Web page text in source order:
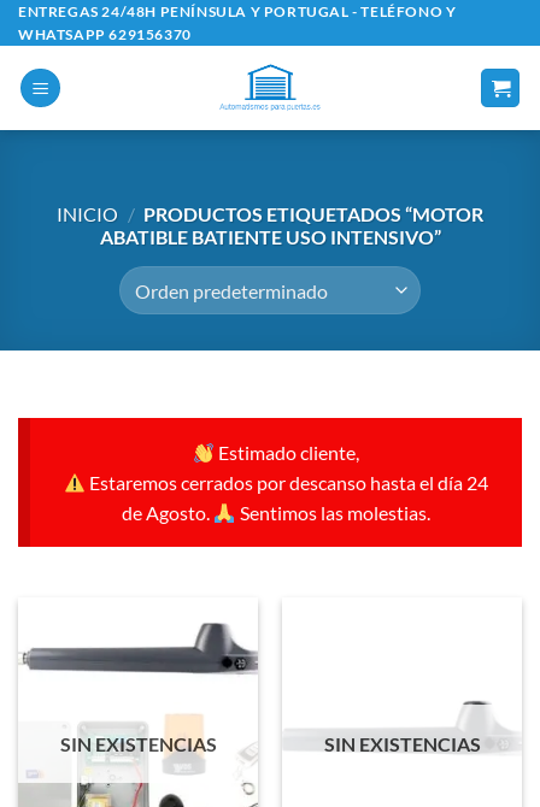
Saltar
al
contenido
ENTREGAS 24/48H PENÍNSULA Y PORTUGAL - TELÉFONO Y
WHATSAPP 629156370
INICIO / PRODUCTOS ETIQUETADOS “MOTOR
ABATIBLE BATIENTE USO INTENSIVO”
Estimado cliente,
Estaremos cerrados por descanso hasta el día 24
de Agosto.
Sentimos las molestias.
SIN EXISTENCIAS SIN EXISTENCIAS